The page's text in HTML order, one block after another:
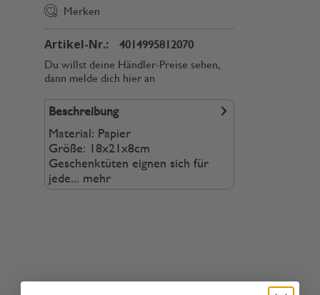
Merken
Artikel-Nr.:
4014995812070
Du willst deine Händler-Preise sehen,
dann melde dich hier an
Beschreibung
Material: Papier
Größe: 18x21x8cm
Geschenktüten eignen sich für
jede... mehr